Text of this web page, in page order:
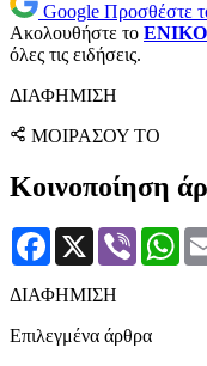
Google Προσθέστε
Ακολουθήστε το
όλες τις ειδήσεις.
ΔΙΑΦΗΜΙΣΗ
ΜΟΙΡΑΣΟΥ ΤΟ
Κοινοποίηση
Facebook
X Viber
ΔΙΑΦΗΜΙΣΗ
Επιλεγμένα άρθρα